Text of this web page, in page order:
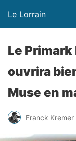
Le Lorrain
Le
ouvrira
Muse en
Franck Kremer